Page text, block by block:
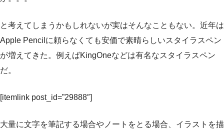
と考えてしまうかもしれないが実はそんなこともない。近年は
Apple Pencilに頼らなくても安価で素晴らしいスタイラスペン
が増えてきた。例えばKingOneなどは有名なスタイラスペン
だ。
[itemlink post_id=”29888″]
大量に文字を筆記する場合やノートをとる場合、イラストを描